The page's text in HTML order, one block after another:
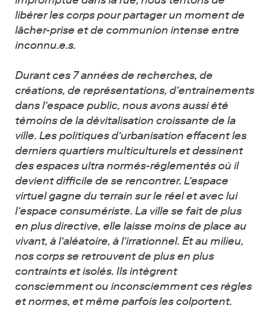
libérer les corps pour partager un moment de
lâcher-prise et de communion intense entre
inconnu.e.s.
Durant ces 7 années de recherches, de
créations, de représentations, d’entrainements
dans l’espace public, nous avons aussi été
témoins de la dévitalisation croissante de la
ville. Les politiques d’urbanisation effacent les
derniers quartiers multiculturels et dessinent
des espaces ultra normés-réglementés où il
devient difficile de se rencontrer. L’espace
virtuel gagne du terrain sur le réel et avec lui
l’espace consumériste. La ville se fait de plus
en plus directive, elle laisse moins de place au
vivant, à l’aléatoire, à l’irrationnel. Et au milieu,
nos corps se retrouvent de plus en plus
contraints et isolés. Ils intègrent
consciemment ou inconsciemment ces règles
et normes, et même parfois les colportent.